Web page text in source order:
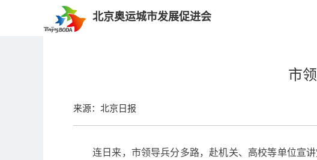
北京奥运城市发展促进会
市
来源：北京日报
连日来，市领导兵分多路，赴机关、高校等单位宣